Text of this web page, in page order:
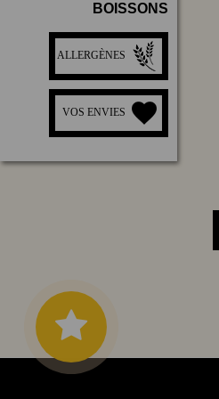
BOISSONS
ALLERGÈNES
VOS ENVIES